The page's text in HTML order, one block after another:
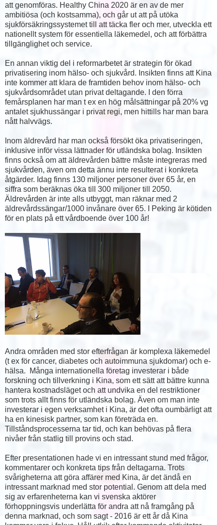
att genomföras. Healthy China 2020 är en av de mer
ambitiösa (och kostsamma), och går ut att på utöka
sjukförsäkringssystemet till att täcka fler och mer, utveckla ett
nationellt system för essentiella läkemedel, och att förbättra
tillgänglighet och service.
En annan viktig del i reformarbetet är strategin för ökad
privatisering inom hälso- och sjukvård. Insikten finns att Kina
inte kommer att klara de framtiden behov inom hälso- och
sjukvårdsområdet utan privat deltagande. I den förra
femårsplanen har man t ex en hög målsättningar på 20% vg
antalet sjukhussängar i privat regi, men hittills har man bara
nått halvvägs.
Inom äldrevård har man också försökt öka privatiseringen,
inklusive inför vissa lättnader för utländska bolag. Insikten
finns också om att äldrevården bättre måste integreras med
sjukvården, även om detta ännu inte resulterat i konkreta
åtgärder. Idag finns 130 miljoner personer över 65 år, en
siffra som beräknas öka till 300 miljoner till 2050.
Äldrevården är inte alls utbyggt, man räknar med 2
äldrevårdssängar/1000 invånare över 65. I Peking är kötiden
för en plats på ett vårdboende över 100 år!
Andra områden med stor efterfrågan är komplexa läkemedel
(t ex för cancer, diabetes och autoimmuna sjukdomar) och e-
hälsa. Många internationella företag investerar i både
forskning och tillverkning i Kina, som ett sätt att bättre kunna
hantera kostnadsläget och att undvika en del restriktioner
som trots allt finns för utländska bolag. Även om man inte
investerar i egen verksamhet i Kina, är det ofta oumbärligt att
ha en kinesisk partner, som kan företräda en.
Tillståndsprocesserna tar tid, och kan behövas på flera
nivåer från statlig till provins och stad.
Efter presentationen hade vi en intressant stund med frågor,
kommentarer och konkreta tips från deltagarna. Trots
svårigheterna att göra affärer med Kina, är det ändå en
intressant marknad med stor potential. Genom att dela med
sig av erfarenheterna kan vi svenska aktörer
förhoppningsvis underlätta för andra att nå framgång på
denna marknad, och som sagt - 2016 är ett år då Kina